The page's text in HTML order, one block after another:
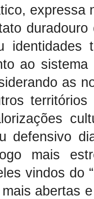
expressa
ao
as
defensivo
mais
vindos do
abertas